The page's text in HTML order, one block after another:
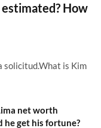
How
solicitud.What is Kim
net worth
he get his fortune?